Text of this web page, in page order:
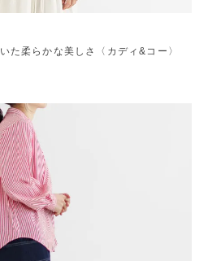
た柔らかな美しさ〈カディ&コー〉